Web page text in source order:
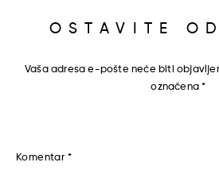
OSTAVITE
Vaša adresa e-pošte neće biti
označena*
Komentar *